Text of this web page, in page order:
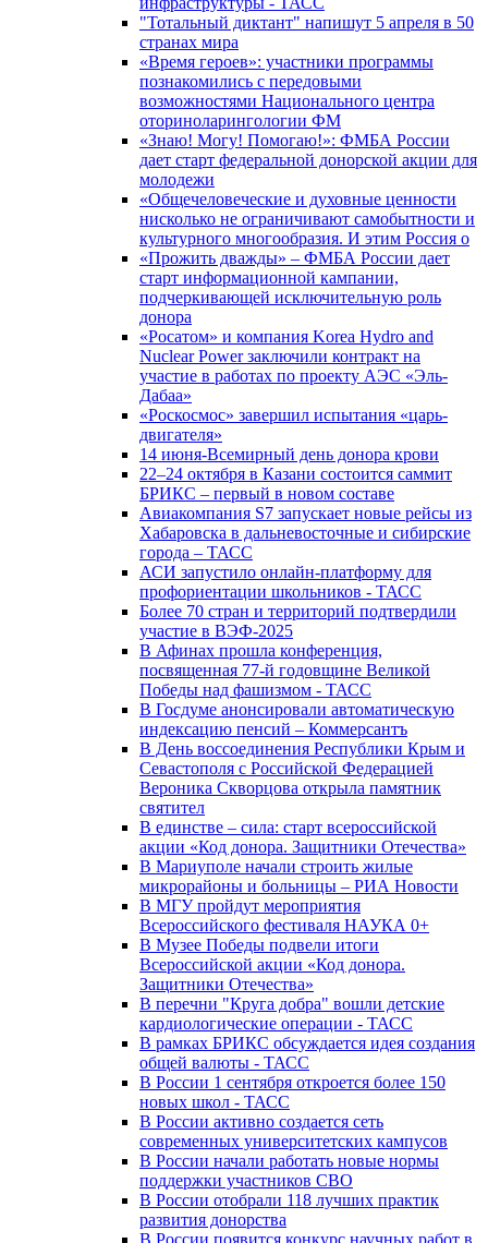
"Тотальный диктант" напишут 5 апреля в 50
странах мира
«Время героев»: участники программы
познакомились с передовыми
возможностями Национального центра
оториноларингологии ФМ
«Знаю! Могу! Помогаю!»: ФМБА России
дает старт федеральной донорской акции для
молодежи
«Общечеловеческие и духовные ценности
нисколько не ограничивают самобытности и
культурного многообразия. И этим Россия о
«Прожить дважды» – ФМБА России дает
старт информационной кампании,
подчеркивающей исключительную роль
донора
«Росатом» и компания Korea Hydro and
Nuclear Power заключили контракт на
участие в работах по проекту АЭС «Эль-
Дабаа»
«Роскосмос» завершил испытания «царь-
двигателя»
14 июня-Всемирный день донора крови
22–24 октября в Казани состоится саммит
БРИКС – первый в новом составе
Авиакомпания S7 запускает новые рейсы из
Хабаровска в дальневосточные и сибирские
города – ТАСС
АСИ запустило онлайн-платформу для
профориентации школьников - ТАСС
Более 70 стран и территорий подтвердили
участие в ВЭФ-2025
В Афинах прошла конференция,
посвященная 77-й годовщине Великой
Победы над фашизмом - ТАСС
В Госдуме анонсировали автоматическую
индексацию пенсий – Коммерсантъ
В День воссоединения Республики Крым и
Севастополя с Российской Федерацией
Вероника Скворцова открыла памятник
святител
В единстве – сила: старт всероссийской
акции «Код донора. Защитники Отечества»
В Мариуполе начали строить жилые
микрорайоны и больницы – РИА Новости
В МГУ пройдут мероприятия
Всероссийского фестиваля НАУКА 0+
В Музее Победы подвели итоги
Всероссийской акции «Код донора.
Защитники Отечества»
В перечни "Круга добра" вошли детские
кардиологические операции - ТАСС
В рамках БРИКС обсуждается идея создания
общей валюты - ТАСС
В России 1 сентября откроется более 150
новых школ - ТАСС
В России активно создается сеть
современных университетских кампусов
В России начали работать новые нормы
поддержки участников СВО
В России отобрали 118 лучших практик
развития донорства
В России появится конкурс научных работ в